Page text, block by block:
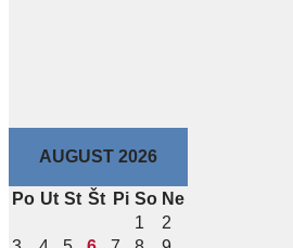
AUGUST 2026
Po Ut St Št Pi So Ne
1
2